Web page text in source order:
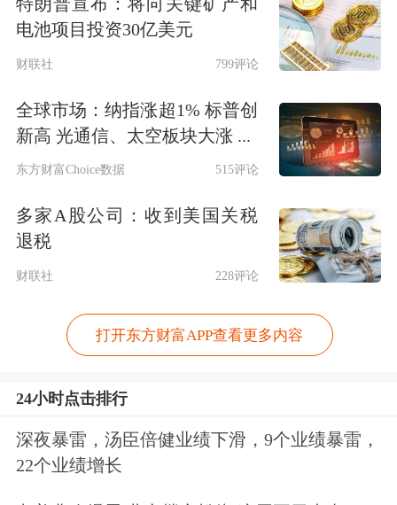
电池项目投资30亿美元
财联社 799评论
全球市场：纳指涨超1% 标普创
新高 光通信、太空板块大涨 ...
东方财富Choice数据 515评论
多家A股公司：收到美国关税
退税
财联社 228评论
打开东方财富APP查看更多内容
24小时点击排行
深夜暴雷，汤臣倍健业绩下滑，9个业绩暴雷，
22个业绩增长